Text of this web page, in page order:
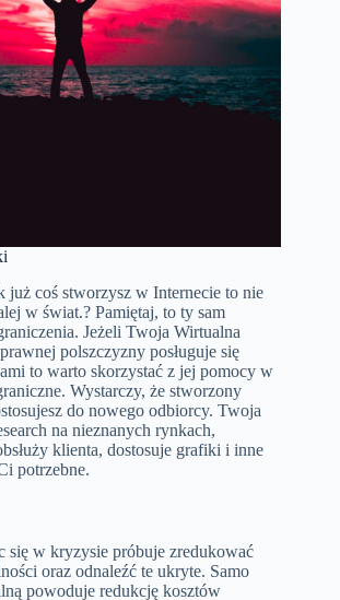
już coś stworzysz w Internecie to nie
w świat.? Pamiętaj, to ty sam
Jeżeli Twoja Wirtualna
polszczyzny posługuje się
to warto skorzystać z jej pomocy w
Wystarczy, że stworzony
do nowego odbiorcy. Twoja
na nieznanych rynkach,
klienta, dostosuje grafiki i inne
potrzebne.
się w kryzysie próbuje zredukować
oraz odnaleźć te ukryte. Samo
powoduje redukcję kosztów